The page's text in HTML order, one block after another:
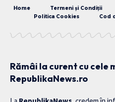
Home Termeni și Condiții
Politica Cookies
Cod
Rămâi la curent cu cele
RepublikaNews.ro